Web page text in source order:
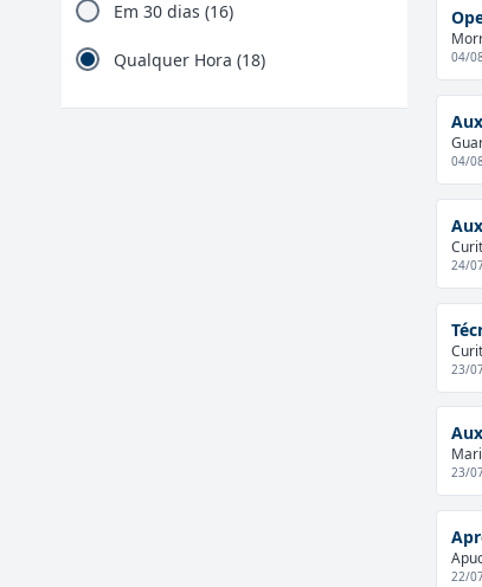
Em 30 dias (16)
Qualquer Hora (18) 04/
04/
24/
23/
23/
22/